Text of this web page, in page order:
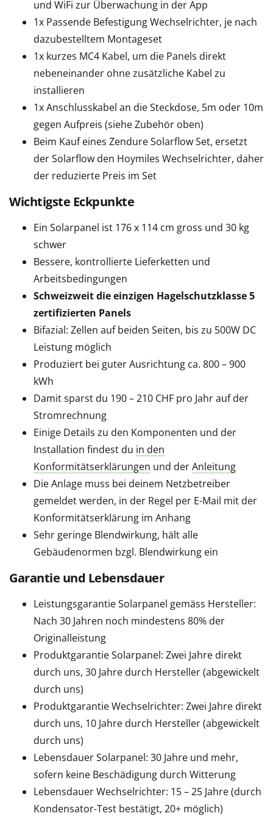
und WiFi zur Überwachung in der App
1x Passende Befestigung Wechselrichter, je nach
dazubestelltem Montageset
1x kurzes MC4 Kabel, um die Panels direkt
nebeneinander ohne zusätzliche Kabel zu
installieren
1x Anschlusskabel an die Steckdose, 5m oder 10m
gegen Aufpreis (siehe Zubehör oben)
Beim Kauf eines Zendure Solarflow Set, ersetzt
der Solarflow den Hoymiles Wechselrichter, daher
der reduzierte Preis im Set
Wichtigste Eckpunkte
Ein Solarpanel ist 176 x 114 cm gross und 30 kg
schwer
Bessere, kontrollierte Lieferketten und
Arbeitsbedingungen
Schweizweit die einzigen Hagelschutzklasse 5
zertifizierten Panels
Bifazial: Zellen auf beiden Seiten, bis zu 500W DC
Leistung möglich
Produziert bei guter Ausrichtung ca. 800 – 900
kWh
Damit sparst du 190 – 210 CHF pro Jahr auf der
Stromrechnung
Einige Details zu den Komponenten und der
Installation findest du in den
Konformitätserklärungen und derAnleitung
Die Anlage muss bei deinem Netzbetreiber
gemeldet werden, in der Regel per E-Mail mit der
Konformitätserklärung im Anhang
Sehr geringe Blendwirkung, hält alle
Gebäudenormen bzgl. Blendwirkung ein
Garantie und Lebensdauer
Leistungsgarantie Solarpanel gemäss Hersteller:
Nach 30 Jahren noch mindestens 80% der
Originalleistung
Produktgarantie Solarpanel: Zwei Jahre direkt
durch uns, 30 Jahre durch Hersteller (abgewickelt
durch uns)
Produktgarantie Wechselrichter: Zwei Jahre direkt
durch uns, 10 Jahre durch Hersteller (abgewickelt
durch uns)
Lebensdauer Solarpanel: 30 Jahre und mehr,
sofern keine Beschädigung durch Witterung
Lebensdauer Wechselrichter: 15 – 25 Jahre (durch
Kondensator-Test bestätigt, 20+ möglich)